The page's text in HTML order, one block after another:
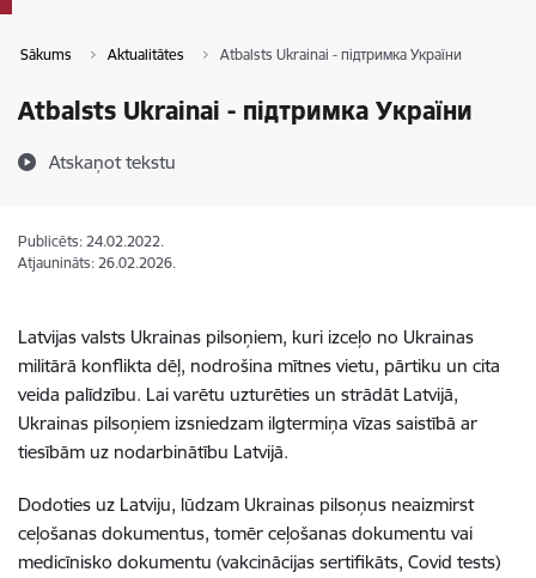
Sākums Aktualitātes Atbalsts Ukrainai - підтримка України
Atbalsts Ukrainai - підтримка України
Atskaņot tekstu
Publicēts: 24.02.2022.
Atjaunināts: 26.02.2026.
Latvijas valsts Ukrainas pilsoņiem, kuri izceļo no Ukrainas
militārā konflikta dēļ, nodrošina mītnes vietu, pārtiku un cita
veida palīdzību. Lai varētu uzturēties un strādāt Latvijā,
Ukrainas pilsoņiem izsniedzam ilgtermiņa vīzas saistībā ar
tiesībām uz nodarbinātību Latvijā.
Dodoties uz Latviju, lūdzam Ukrainas pilsoņus neaizmirst
ceļošanas dokumentus, tomēr ceļošanas dokumentu vai
medicīnisko dokumentu (vakcinācijas sertifikāts, Covid tests)